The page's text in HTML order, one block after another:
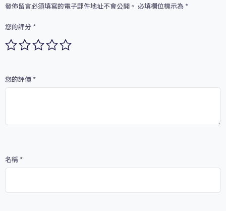
發佈留言必須填寫的電子郵件地址不會公開。 必填欄位標示為 *
您的評分 *
您的評價 *
名稱 *